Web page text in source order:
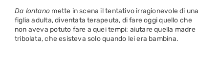
Da lontano mette in scena il tentativo irragionevole di una
figlia adulta, diventata terapeuta, di fare oggi quello che
non aveva potuto fare a quei tempi: aiutare quella madre
tribolata, che esisteva solo quando lei era bambina.